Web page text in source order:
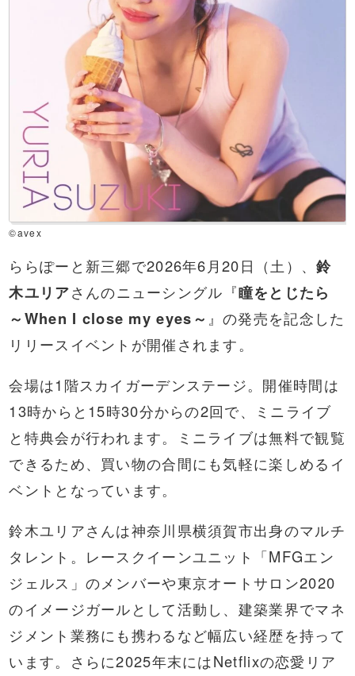
©avex
ららぽーと新三郷で2026年6月20日（土）、鈴
木ユリアさんのニューシングル『瞳をとじたら
～When I close my eyes～ 』の発売を記念した
リリースイベントが開催されます。
会場は1階スカイガーデンステージ。開催時間は
13時からと15時30分からの2回で、ミニライブ
と特典会が行われます。ミニライブは無料で観覧
できるため、買い物の合間にも気軽に楽しめるイ
ベントとなっています。
鈴木ユリアさんは神奈川県横須賀市出身のマルチ
タレント。レースクイーンユニット「MFGエン
ジェルス」のメンバーや東京オートサロン2020
のイメージガールとして活動し、建築業界でマネ
ジメント業務にも携わるなど幅広い経歴を持って
います。さらに2025年末にはNetflixの恋愛リア